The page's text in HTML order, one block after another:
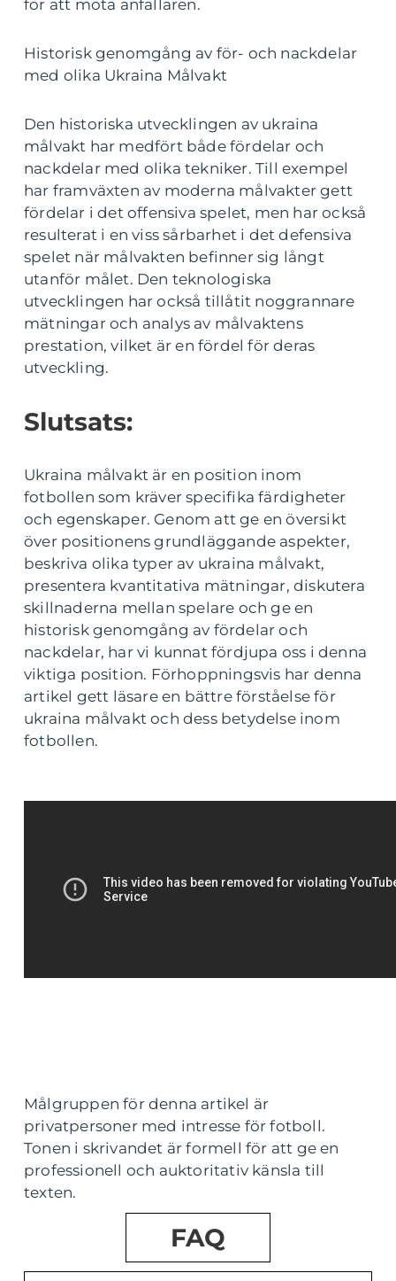
för att möta anfallaren.
Historisk genomgång av för- och nackdelar
med olika Ukraina Målvakt
Den historiska utvecklingen av ukraina
målvakt har medfört både fördelar och
nackdelar med olika tekniker. Till exempel
har framväxten av moderna målvakter gett
fördelar i det offensiva spelet, men har också
resulterat i en viss sårbarhet i det defensiva
spelet när målvakten befinner sig långt
utanför målet. Den teknologiska
utvecklingen har också tillåtit noggrannare
mätningar och analys av målvaktens
prestation, vilket är en fördel för deras
utveckling.
Slutsats:
Ukraina målvakt är en position inom
fotbollen som kräver specifika färdigheter
och egenskaper. Genom att ge en översikt
över positionens grundläggande aspekter,
beskriva olika typer av ukraina målvakt,
presentera kvantitativa mätningar, diskutera
skillnaderna mellan spelare och ge en
historisk genomgång av fördelar och
nackdelar, har vi kunnat fördjupa oss i denna
viktiga position. Förhoppningsvis har denna
artikel gett läsare en bättre förståelse för
ukraina målvakt och dess betydelse inom
fotbollen.
Målgruppen för denna artikel är
privatpersoner med intresse för fotboll.
Tonen i skrivandet är formell för att ge en
professionell och auktoritativ känsla till
texten.
FAQ